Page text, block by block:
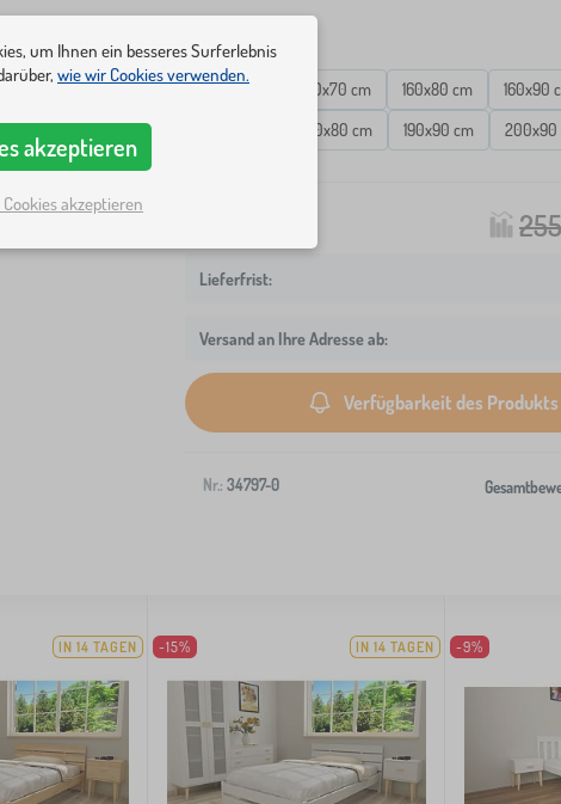
Bettmaße
140x70 cm
160x70 cm 160x80 cm 160x90
190x80 cm 190x90 cm 200x90
Versand an Ihre Adresse ab:
Verfügbarkeit des
Nr.: 34797-0
IN 14 TAGEN -15% IN 14 TAGEN -9%
um Ihnen ein besseres Surferlebnis
wie wir Cookies verwenden.
akzeptieren
akzeptieren